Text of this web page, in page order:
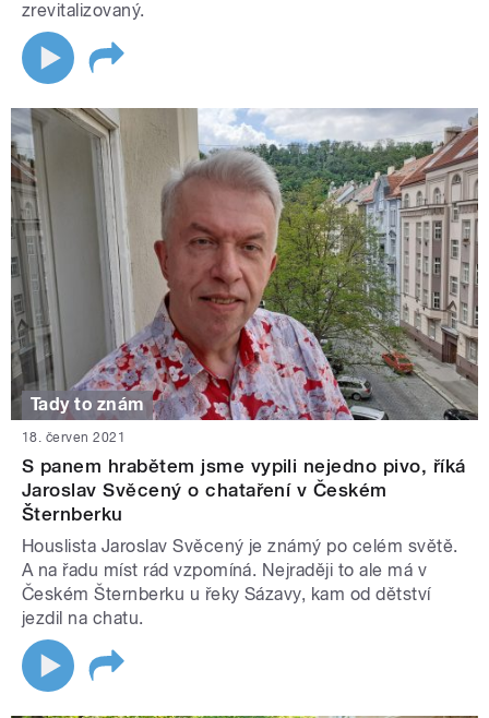
zrevitalizovaný.
Tady to znám
18. červen 2021
S panem hrabětem jsme vypili nejedno pivo, říká
Jaroslav Svěcený o chataření v Českém
Šternberku
Houslista Jaroslav Svěcený je známý po celém světě.
A na řadu míst rád vzpomíná. Nejraději to ale má v
Českém Šternberku u řeky Sázavy, kam od dětství
jezdil na chatu.